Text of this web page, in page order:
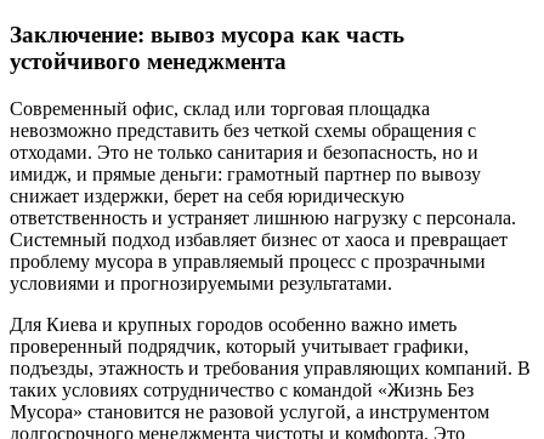
Заключение: вывоз мусора как часть
устойчивого менеджмента
Современный офис, склад или торговая площадка
невозможно представить без четкой схемы обращения с
отходами. Это не только санитария и безопасность, но и
имидж, и прямые деньги: грамотный партнер по вывозу
снижает издержки, берет на себя юридическую
ответственность и устраняет лишнюю нагрузку с персонала.
Системный подход избавляет бизнес от хаоса и превращает
проблему мусора в управляемый процесс с прозрачными
условиями и прогнозируемыми результатами.
Для Киева и крупных городов особенно важно иметь
проверенный подрядчик, который учитывает графики,
подъезды, этажность и требования управляющих компаний. В
таких условиях сотрудничество с командой «Жизнь Без
Мусора» становится не разовой услугой, а инструментом
долгосрочного менеджмента чистоты и комфорта. Это